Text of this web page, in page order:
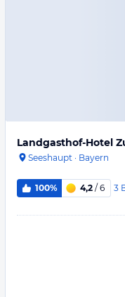
Landgasthof-Hotel
Seeshaupt · Bayern
100% 4,2 / 6 3